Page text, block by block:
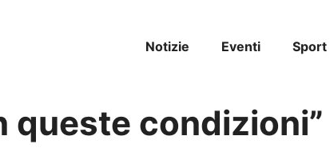
Notizie Eventi Sport
queste condizioni”